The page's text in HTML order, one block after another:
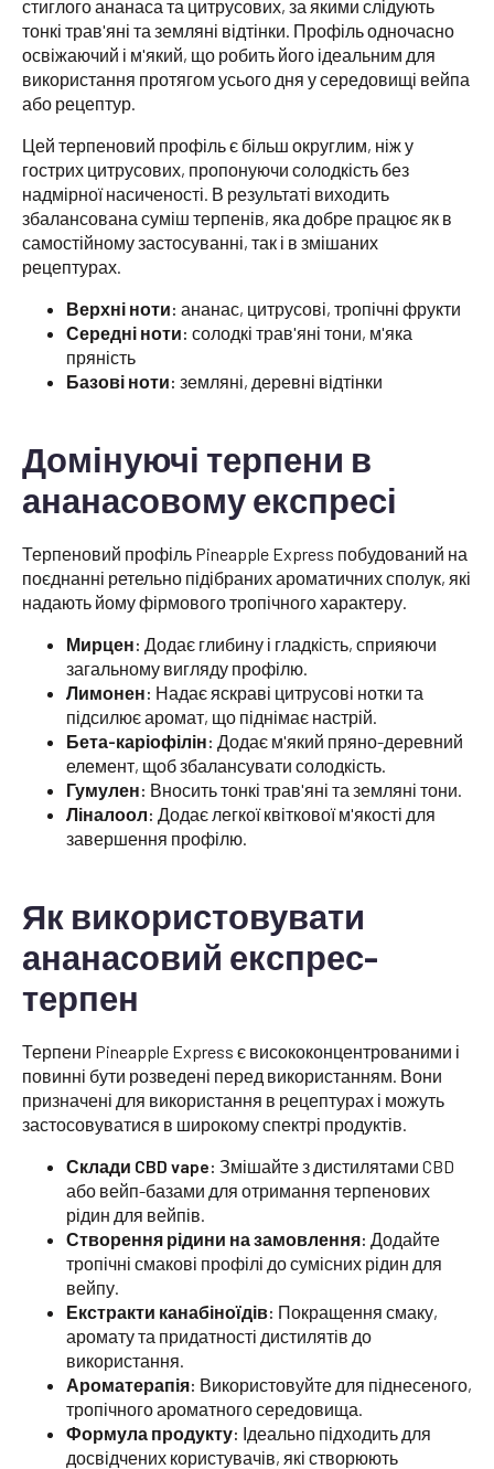
стиглого ананаса та цитрусових, за якими слідують
тонкі трав'яні та земляні відтінки. Профіль одночасно
освіжаючий і м'який, що робить його ідеальним для
використання протягом усього дня у середовищі вейпа
або рецептур.
Цей терпеновий профіль є більш округлим, ніж у
гострих цитрусових, пропонуючи солодкість без
надмірної насиченості. В результаті виходить
збалансована суміш терпенів, яка добре працює як в
самостійному застосуванні, так і в змішаних
рецептурах.
Верхні ноти: ананас, цитрусові, тропічні фрукти
Середні ноти: солодкі трав'яні тони, м'яка
пряність
Базові ноти: земляні, деревні відтінки
Домінуючі терпени в
ананасовому експресі
Терпеновий профіль Pineapple Express побудований на
поєднанні ретельно підібраних ароматичних сполук, які
надають йому фірмового тропічного характеру.
Мирцен: Додає глибину і гладкість, сприяючи
загальному вигляду профілю.
Лимонен: Надає яскраві цитрусові нотки та
підсилює аромат, що піднімає настрій.
Бета-каріофілін: Додає м'який пряно-деревний
елемент, щоб збалансувати солодкість.
Гумулен: Вносить тонкі трав'яні та земляні тони.
Ліналоол: Додає легкої квіткової м'якості для
завершення профілю.
Як використовувати
ананасовий експрес-
терпен
Терпени Pineapple Express є висококонцентрованими і
повинні бути розведені перед використанням. Вони
призначені для використання в рецептурах і можуть
застосовуватися в широкому спектрі продуктів.
Склади CBD vape: Змішайте з дистилятами CBD
або вейп-базами для отримання терпенових
рідин для вейпів.
Створення рідини на замовлення: Додайте
тропічні смакові профілі до сумісних рідин для
вейпу.
Екстракти канабіноїдів: Покращення смаку,
аромату та придатності дистилятів до
використання.
Ароматерапія: Використовуйте для піднесеного,
тропічного ароматного середовища.
Формула продукту: Ідеально підходить для
досвідчених користувачів, які створюють